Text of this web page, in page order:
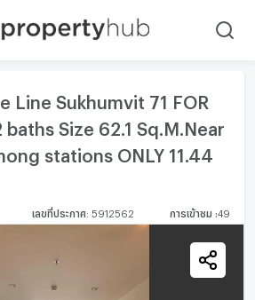
Line Sukhumvit 71 FOR
baths Size 62.1 Sq.M.Near
stations ONLY 11.44
เลขที่ประกาศ 5912562 การเข้าชม 49